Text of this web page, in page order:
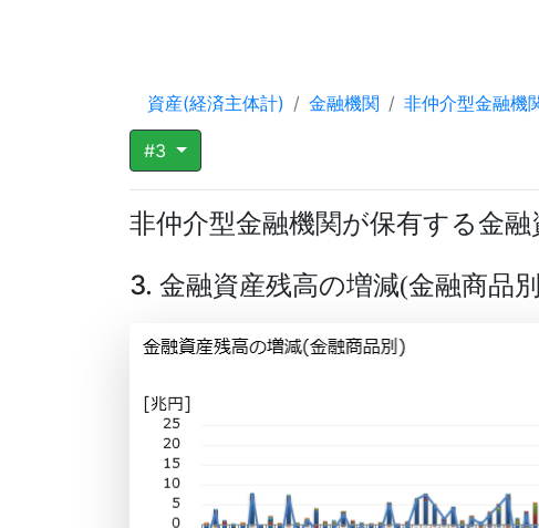
資産(経済主体計) 金融機関 非仲介型金融機
#3
非仲介型金融機関が保有する金融
3. 金融資産残高の増減(金融商品別